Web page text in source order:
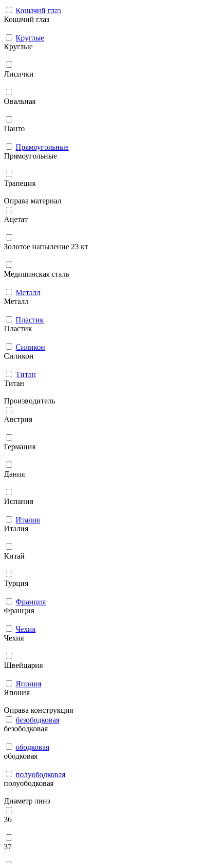
Кошачий глаз
Кошачий глаз
Круглые
Круглые
Лисички
Овальная
Панто
Прямоугольные
Прямоугольные
Трапеция
Оправа материал
Ацетат
Золотое напыление 23 кт
Медицинская сталь
Металл
Металл
Пластик
Пластик
Силикон
Силикон
Титан
Титан
Производитель
Австрия
Германия
Дания
Испания
Италия
Италия
Китай
Турция
Франция
Франция
Чехия
Чехия
Швейцария
Япония
Япония
Оправа конструкция
безободковая
безободковая
ободковая
ободковая
полуободковая
полуободковая
Диаметр линз
36
37